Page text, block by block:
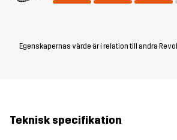
Egenskapernas värde är i relation till andra
Teknisk specifikation